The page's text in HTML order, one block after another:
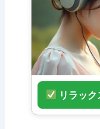
リラッ